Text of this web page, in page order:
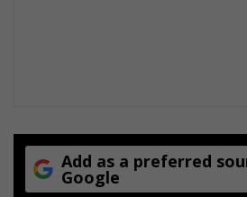
Add as a preferred
Google